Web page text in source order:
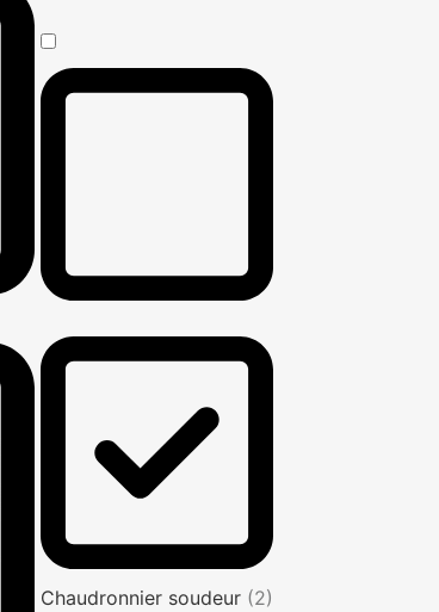
Chaudronnier soudeur (2)